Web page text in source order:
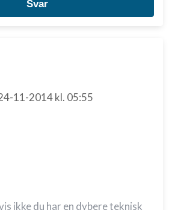
Svar
11-2014kl. 05:55
ikke du har en dybere teknisk